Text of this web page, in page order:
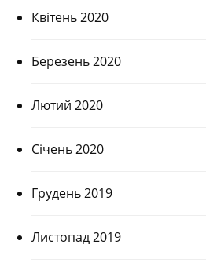
Квітень 2020
Березень 2020
Лютий 2020
Січень 2020
Грудень 2019
Листопад 2019